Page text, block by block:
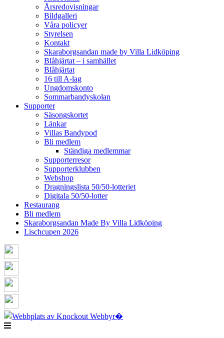
Årsredovisningar
Bildgalleri
Våra policyer
Styrelsen
Kontakt
Skaraborgsandan made by Villa Lidköping
Blåhjärtat – i samhället
Blåhjärtat
16 till A-lag
Ungdomskonto
Sommarbandyskolan
Supporter
Säsongskortet
Länkar
Villas Bandypod
Bli medlem
Ständiga medlemmar
Supporterresor
Supporterklubben
Webshop
Dragningslista 50/50-lotteriet
Digitala 50/50-lotter
Restaurang
Bli medlem
Skaraborgsandan Made By Villa Lidköping
Lischcupen 2026